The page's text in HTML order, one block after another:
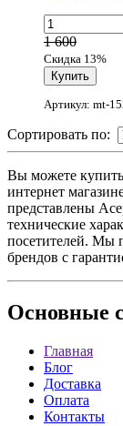
1 600
Скидка 13%
Артикул: mt-
Сортировать по:
Вы можете
интернет
представлены
технические
посетителей. Мы
брендов с
Основные
Главная
Блог
Доставка
Оплата
Контакты